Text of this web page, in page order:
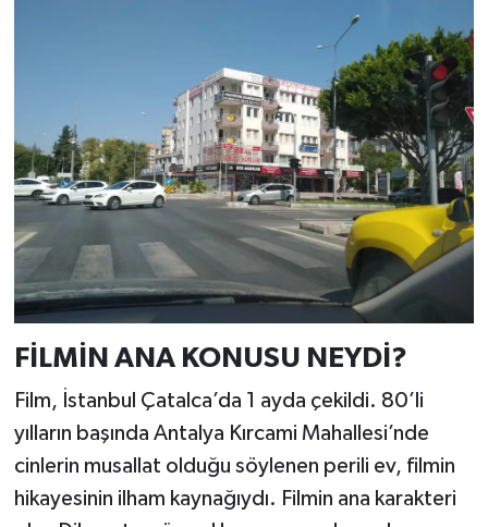
FİLMİN ANA KONUSU NEYDİ?
Film, İstanbul Çatalca’da 1 ayda çekildi. 80’li
yılların başında Antalya Kırcami Mahallesi’nde
cinlerin musallat olduğu söylenen perili ev, filmin
hikayesinin ilham kaynağıydı. Filmin ana karakteri